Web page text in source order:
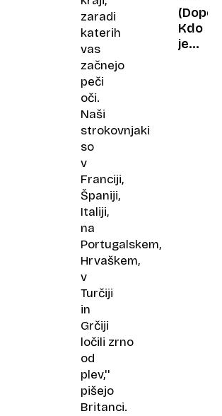
zaradi
katerih
vas
začnejo
peči
oči.
Naši
strokovnjaki
so
v
Franciji,
Španiji,
Italiji,
na
Portugalskem,
Hrvaškem,
v
Turčiji
in
Grčiji
ločili zrno
od
plev,''
pišejo
Britanci.
sem
že
NEDA
Kdo
je